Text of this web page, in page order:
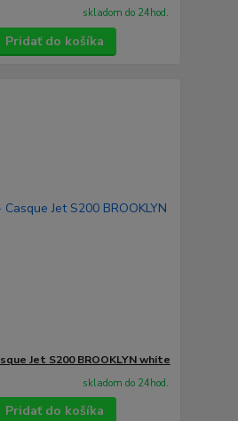
skladom do 24hod.
Pridať do košíka
Jet S200 BROOKLYN white
skladom do 24hod.
Pridať do košíka